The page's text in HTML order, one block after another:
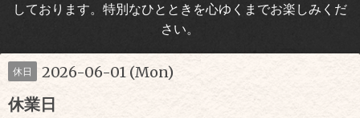
しております。特別なひとときを心ゆくまでお楽しみくだ
さい。
休日 2026-06-01 (Mon)
休業日